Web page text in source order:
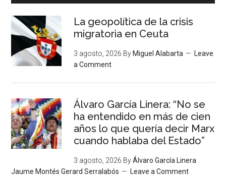
La geopolítica de la crisis
migratoria en Ceuta
3 agosto, 2026 By Miguel Alabarta
Leave
a Comment
Álvaro García Linera: “No se
ha entendido en más de cien
años lo que quería decir Marx
cuando hablaba del Estado”
3 agosto, 2026 ByÁlvaro García Linera
Jaume Montés Gerard Serralabós
Leave a Comment